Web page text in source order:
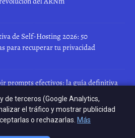
de Self-Hosting 2026: 50
para recuperar tu privacidad
prompts efectivos: la guía definitiva
una IA
de terceros (Google Analytics,
el tráfico y mostrar publicidad
o rechazarlas. Más